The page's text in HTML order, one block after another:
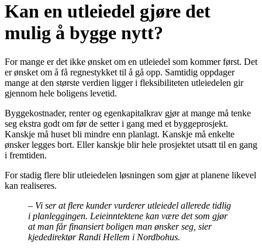
Kan en utleiedel gjøre det
mulig å bygge nytt?
For mange er det ikke ønsket om en utleiedel som kommer først. Det
er ønsket om å få regnestykket til å gå opp. Samtidig oppdager
mange at den største verdien ligger i fleksibiliteten utleiedelen gir
gjennom hele boligens levetid.
Byggekostnader, renter og egenkapitalkrav gjør at mange må tenke
seg ekstra godt om før de setter i gang med et byggeprosjekt.
Kanskje må huset bli mindre enn planlagt. Kanskje må enkelte
ønsker legges bort. Eller kanskje blir hele prosjektet utsatt til en gang
i fremtiden.
For stadig flere blir utleiedelen løsningen som gjør at planene likevel
kan realiseres.
– Vi ser at flere kunder vurderer utleiedel allerede tidlig
i planleggingen. Leieinntektene kan være det som gjør
at man får finansiert boligen man ønsker seg, sier
kjededirektør Randi Hellem i Nordbohus.